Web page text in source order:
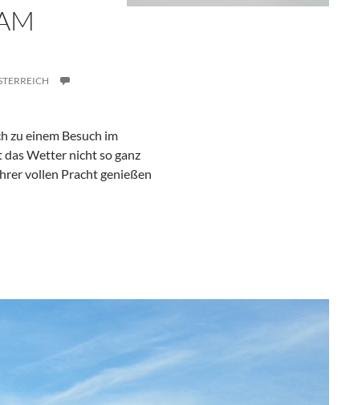
W
zu einem Besuch im
Wetter nicht so ganz
vollen Pracht genießen